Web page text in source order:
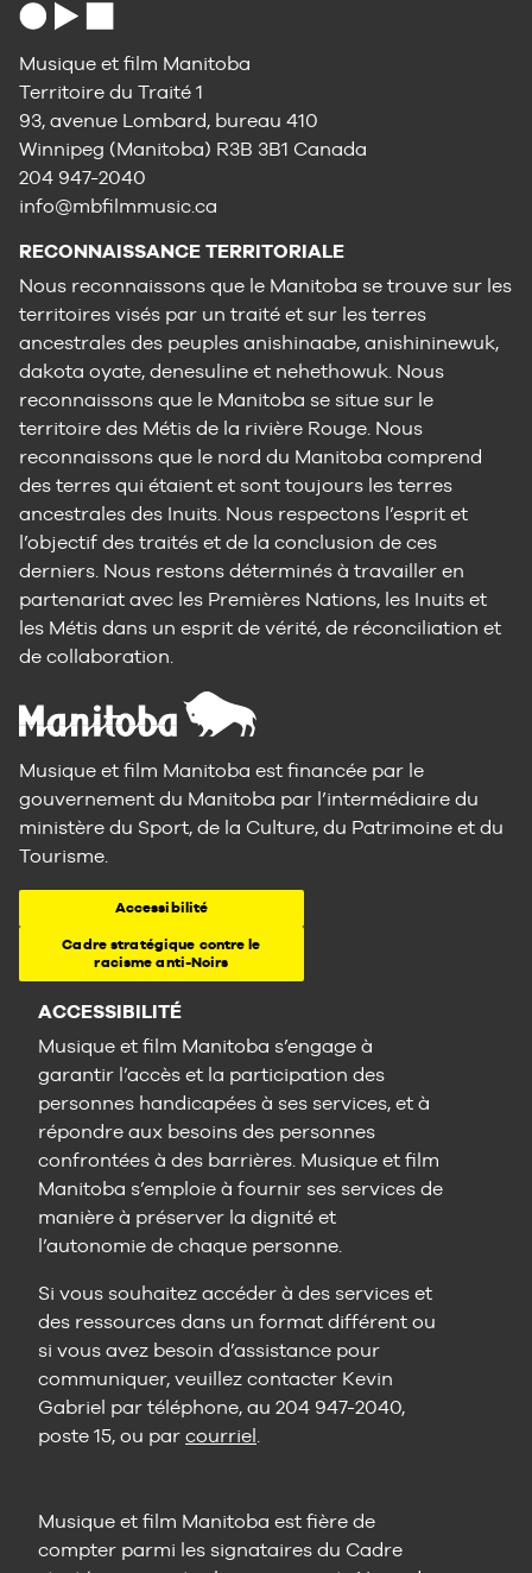
Musique et film Manitoba
Territoire du Traité 1
93, avenue Lombard, bureau 410
Winnipeg (Manitoba) R3B 3B1 Canada
204 947-2040
info@mbfilmmusic.ca
RECONNAISSANCE TERRITORIALE
Nous reconnaissons que le Manitoba se trouve sur les
territoires visés par un traité et sur les terres
ancestrales des peuples anishinaabe, anishininewuk,
dakota oyate, denesuline et nehethowuk. Nous
reconnaissons que le Manitoba se situe sur le
territoire des Métis de la rivière Rouge. Nous
reconnaissons que le nord du Manitoba comprend
des terres qui étaient et sont toujours les terres
ancestrales des Inuits. Nous respectons l’esprit et
l’objectif des traités et de la conclusion de ces
derniers. Nous restons déterminés à travailler en
partenariat avec les Premières Nations, les Inuits et
les Métis dans un esprit de vérité, de réconciliation et
de collaboration.
Musique et film Manitoba est financée par le
gouvernement du Manitoba par l’intermédiaire du
ministère du Sport, de la Culture, du Patrimoine et du
Tourisme.
Accessibilité
Cadre stratégique contre le
racisme anti-Noirs
ACCESSIBILITÉ
Musique et film Manitoba s’engage à
garantir l’accès et la participation des
personnes handicapées à ses services, et à
répondre aux besoins des personnes
confrontées à des barrières. Musique et film
Manitoba s’emploie à fournir ses services de
manière à préserver la dignité et
l’autonomie de chaque personne.
Si vous souhaitez accéder à des services et
des ressources dans un format différent ou
si vous avez besoin d’assistance pour
communiquer, veuillez contacter Kevin
Gabriel par téléphone, au 204 947-2040,
poste 15, ou par courriel.
Musique et film Manitoba est fière de
compter parmi les signataires du Cadre